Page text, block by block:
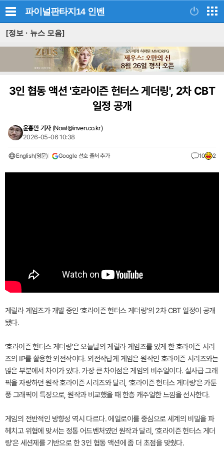
파이널판타지14 인벤
[정보 · 뉴스 모음]
3인 협동 액션 '호라이즌 헌터스 게더링', 2차 CBT
일정 공개
윤홍만 기자 (Nowl@inven.co.kr)
2026-05-06 10:38
English(영문) Google 선호 출처 추가 10 2
게릴라 게임즈가 개발 중인 ‘호라이즌 헌터스 게더링’의 2차 CBT 일정이 공개
됐다.
‘호라이즌 헌터스 게더링’은 오늘날의 게릴라 게임즈를 있게 한 호라이즌 시리
즈의 IP를 활용한 외전작이다. 외전작답게 게임은 원작인 호라이즌 시리즈와는
많은 부분에서 차이가 있다. 가장 큰 차이점은 게임의 비주얼이다. 실사급 그래
픽을 자랑하던 원작 호라이즌 시리즈와 달리, ‘호라이즌 헌터스 게더링’은 카툰
풍 그래픽이 특징으로, 원작과 비교했을 때 한층 캐주얼한 느낌을 선사한다.
게임의 전반적인 방향성 역시 다르다. 에일로이를 중심으로 세계의 비밀을 파
헤치고 위협에 맞서는 정통 어드벤처였던 원작과 달리, ‘호라이즌 헌터스 게더
링’은 세션제를 기반으로 한 3인 협동 액션에 좀 더 초점을 맞췄다.